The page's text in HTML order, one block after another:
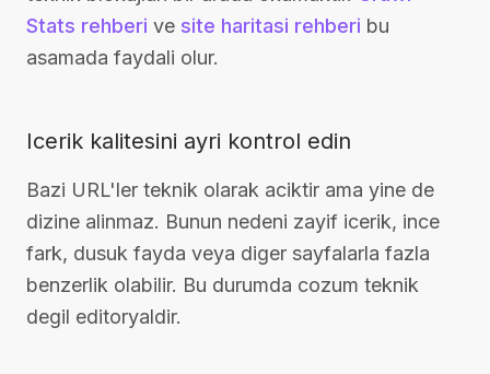
Stats rehberi ve site haritasi rehberi bu
asamada faydali olur.
Icerik kalitesini ayri kontrol edin
Bazi URL'ler teknik olarak aciktir ama yine de
dizine alinmaz. Bunun nedeni zayif icerik, ince
fark, dusuk fayda veya diger sayfalarla fazla
benzerlik olabilir. Bu durumda cozum teknik
degil editoryaldir.